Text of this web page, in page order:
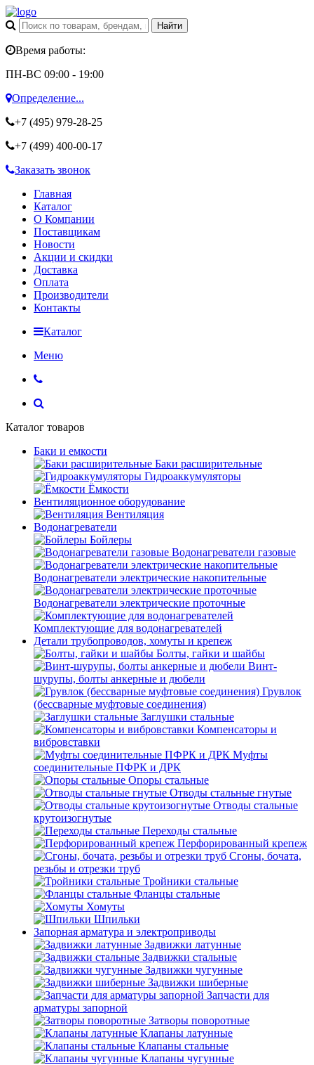
Время работы:
ПН-ВС 09:00 - 19:00
Определение...
+7 (495) 979-28-25
+7 (499) 400-00-17
Заказать звонок
Главная
Каталог
О Компании
Поставщикам
Новости
Акции и скидки
Доставка
Оплата
Производители
Контакты
Каталог
Меню
Каталог товаров
Баки и емкости
Баки расширительные
Гидроаккумуляторы
Ёмкости
Вентиляционное оборудование
Вентиляция
Водонагреватели
Бойлеры
Водонагреватели газовые
Водонагреватели электрические накопительные
Водонагреватели электрические проточные
Комплектующие для водонагревателей
Детали трубопроводов, хомуты и крепеж
Болты, гайки и шайбы
Винт-
шурупы, болты анкерные и дюбели
Грувлок
(бессварные муфтовые соединения)
Заглушки стальные
Компенсаторы и
вибровставки
Муфты
соединительные ПФРК и ДРК
Опоры стальные
Отводы стальные гнутые
Отводы стальные
крутоизогнутые
Переходы стальные
Перфорированный крепеж
Сгоны, бочата,
резьбы и отрезки труб
Тройники стальные
Фланцы стальные
Хомуты
Шпильки
Запорная арматура и электроприводы
Задвижки латунные
Задвижки стальные
Задвижки чугунные
Задвижки шиберные
Запчасти для
арматуры запорной
Затворы поворотные
Клапаны латунные
Клапаны стальные
Клапаны чугунные